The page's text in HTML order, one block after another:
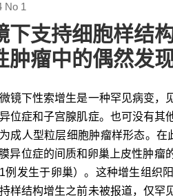
No 1
下支持细胞样结
肿瘤中的偶然发
镜下性索增生是一种罕见病变，
位症和子宫腺肌症。也可没有其
成人型粒层细胞肿瘤样形态。
异位症的间质和卵巢上皮性肿瘤
例发生于卵巢）。这种增生组织
样结构增生之前未被报道，仅罕